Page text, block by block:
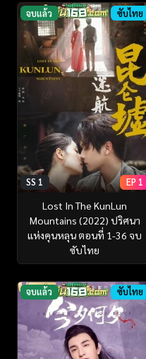
จบแล้ว ซับไทย
SS 1 EP 1
Lost In The KunLun
Mountains (2022) ปริศนา
แห่งคุนหลุน ตอนที่ 1-36 จบ
ซับไทย
จบแล้ว ซับไทย